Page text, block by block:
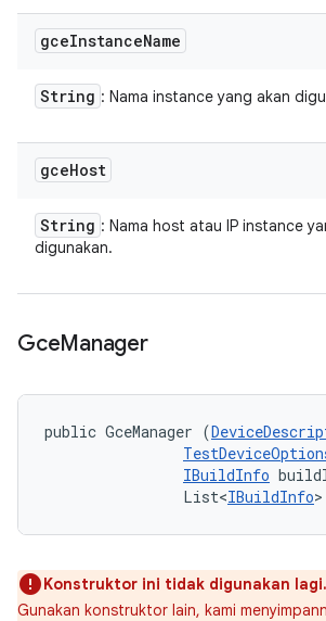
gceInstanceName
String : Nama instance yang akan
gceHost
String : Nama host atau IP instance
digunakan.
GceManager
public GceManager (
IBuildInfo
                List<
IBuildInfo
Konstruktor ini tidak digunakan lagi.
Gunakan konstruktor lain, kami